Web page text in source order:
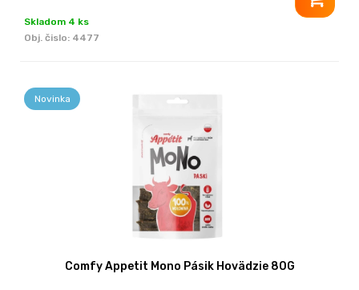
Skladom 4 ks
Obj. čislo: 4477
Novinka
Comfy Appetit Mono Pásik Hovädzie 80G